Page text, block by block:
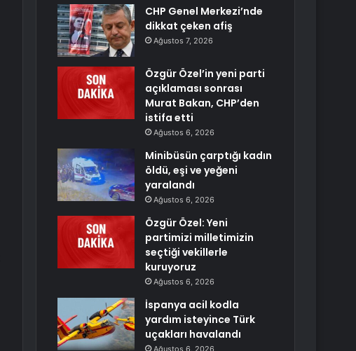
CHP Genel Merkezi’nde
dikkat çeken afiş
Ağustos 7, 2026
Özgür Özel’in yeni parti
açıklaması sonrası
Murat Bakan, CHP’den
istifa etti
Ağustos 6, 2026
Minibüsün çarptığı kadın
öldü, eşi ve yeğeni
yaralandı
Ağustos 6, 2026
Özgür Özel: Yeni
partimizi milletimizin
seçtiği vekillerle
kuruyoruz
Ağustos 6, 2026
İspanya acil kodla
yardım isteyince Türk
uçakları havalandı
Ağustos 6, 2026